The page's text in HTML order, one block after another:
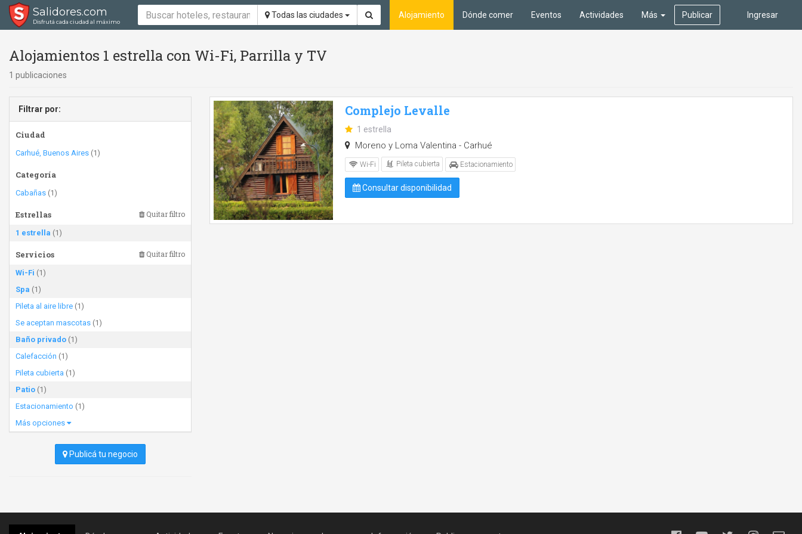
Salidores.com
Disfrutá cada ciudad al máximo
Todas las ciudades Ingresar
Alojamiento Dónde comer Eventos Actividades Más Publicar
Alojamientos 1 estrella con Wi-Fi, Parrilla y TV
1 publicaciones
Filtrar por:
Ciudad
Carhué, Buenos Aires (1)
Categoría
Cabañas (1)
Estrellas Quitar filtro
1 estrella (1)
Servicios Quitar filtro
Wi-Fi (1)
Spa (1)
Pileta al aire libre (1)
Se aceptan mascotas (1)
Baño privado (1)
Calefacción (1)
Pileta cubierta (1)
Patio (1)
Estacionamiento (1)
Más opciones
Publicá tu negocio
Complejo Levalle
1 estrella
Moreno y Loma Valentina - Carhué
Wi-Fi Pileta cubierta Estacionamiento
Consultar disponibilidad